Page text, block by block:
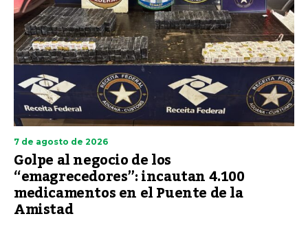
7 de agosto de 2026
Golpe al negocio de los
“emagrecedores”: incautan 4.100
medicamentos en el Puente de la
Amistad